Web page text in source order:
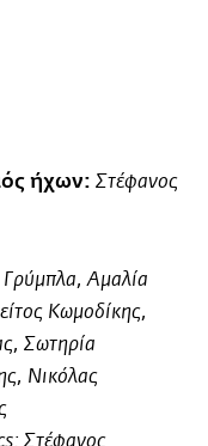
ήχων: Στέφανος
Γρύμπλα, Αμαλία
Κωμοδίκης,
Σωτηρία
Νικόλας
Στέφανος